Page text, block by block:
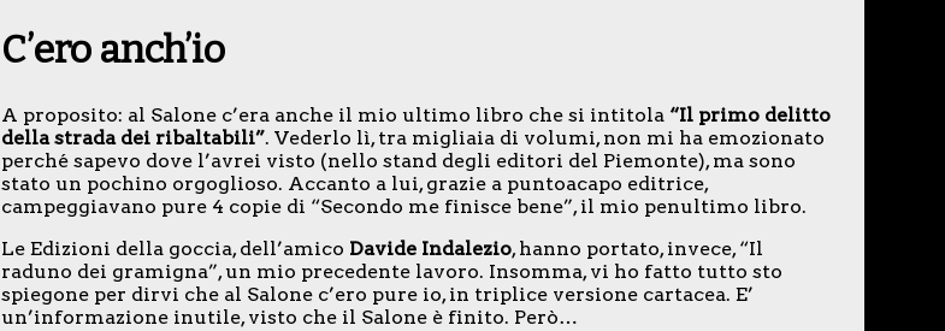
C’ero anch’io
A proposito: al Salone c’era anche il mio ultimo libro che si intitola “Il primo delitto
della strada dei ribaltabili”. Vederlo lì, tra migliaia di volumi, non mi ha emozionato
perché sapevo dove l’avrei visto (nello stand degli editori del Piemonte), ma sono
stato un pochino orgoglioso. Accanto a lui, grazie a puntoacapo editrice,
campeggiavano pure 4 copie di “Secondo me finisce bene”, il mio penultimo libro.
Le Edizioni della goccia, dell’amico Davide Indalezio, hanno portato, invece, “Il
raduno dei gramigna”, un mio precedente lavoro. Insomma, vi ho fatto tutto sto
spiegone per dirvi che al Salone c’ero pure io, in triplice versione cartacea. E’
un’informazione inutile, visto che il Salone è finito. Però…